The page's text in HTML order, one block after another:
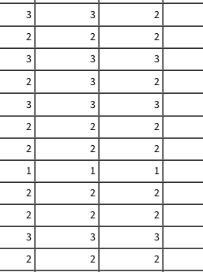
3 3 2
2 2 2
3 3 3
2 3 2
3 3 3
2 2 2
2 2 2
1 1 1
2 2 2
2 2 2
3 3 3
2 2 2